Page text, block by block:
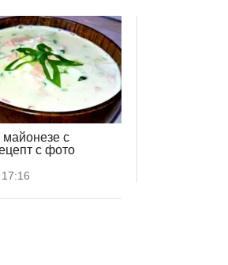
с
с фото